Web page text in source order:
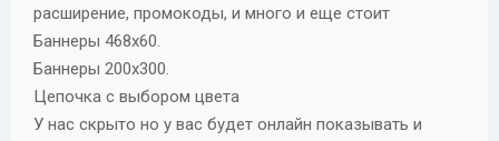
расширение, промокоды, и много и еще стоит
Баннеры 468х60.
Баннеры 200х300.
Цепочка с выбором цвета
У нас скрыто но у вас будет онлайн показывать и